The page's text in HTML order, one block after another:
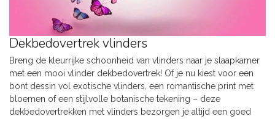
Dekbedovertrek vlinders
Breng de kleurrijke schoonheid van vlinders naar je slaapkamer
met een mooi vlinder dekbedovertrek! Of je nu kiest voor een
bont dessin vol exotische vlinders, een romantische print met
bloemen of een stijlvolle botanische tekening – deze
dekbedovertrekken met vlinders bezorgen je altijd een goed